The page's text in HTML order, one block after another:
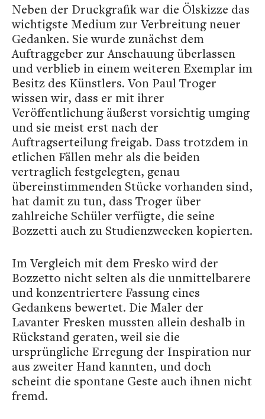
Neben der Druckgrafik war die Ölskizze das
wichtigste Medium zur Verbreitung neuer
Gedanken. Sie wurde zunächst dem
Auftraggeber zur Anschauung überlassen
und verblieb in einem weiteren Exemplar im
Besitz des Künstlers. Von Paul Troger
wissen wir, dass er mit ihrer
Veröffentlichung äußerst vorsichtig umging
und sie meist erst nach der
Auftragserteilung freigab. Dass trotzdem in
etlichen Fällen mehr als die beiden
vertraglich festgelegten, genau
übereinstimmenden Stücke vorhanden sind,
hat damit zu tun, dass Troger über
zahlreiche Schüler verfügte, die seine
Bozzetti auch zu Studienzwecken kopierten.
Im Vergleich mit dem Fresko wird der
Bozzetto nicht selten als die unmittelbarere
und konzentriertere Fassung eines
Gedankens bewertet. Die Maler der
Lavanter Fresken mussten allein deshalb in
Rückstand geraten, weil sie die
ursprüngliche Erregung der Inspiration nur
aus zweiter Hand kannten, und doch
scheint die spontane Geste auch ihnen nicht
fremd.